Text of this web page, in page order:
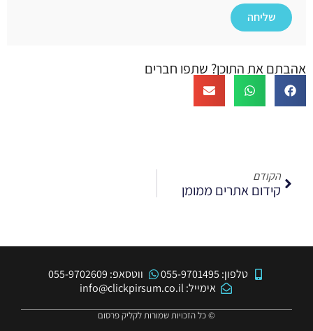
שליחה
אהבתם את התוכן? שתפו חברים
הקודם
קידום אתרים ממומן
טלפון: 055-9701495
ווטסאפ: 055-9702609
אימייל: info@clickpirsum.co.il
© כל הזכויות שמורות לקליק פרסום